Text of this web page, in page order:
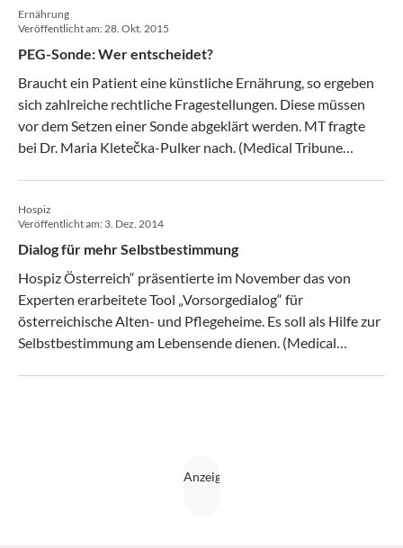
Ernährung
Veröffentlicht am:28. Okt. 2015
PEG-Sonde: Wer entscheidet?
Braucht ein Patient eine künstliche Ernährung, so ergeben
sich zahlreiche rechtliche Fragestellungen. Diese müssen
vor dem Setzen einer Sonde abgeklärt werden. MT fragte
bei Dr. Maria Kletečka-Pulker nach. (Medical Tribune
Hospiz
Veröffentlicht am: 3. Dez. 2014
Dialog für mehr Selbstbestimmung
Hospiz Österreich“ präsentierte im November das von
Experten erarbeitete Tool „Vorsorgedialog“ für
österreichische Alten- und Pflegeheime. Es soll als Hilfe zur
Selbstbestimmung am Lebensende dienen. (Medical